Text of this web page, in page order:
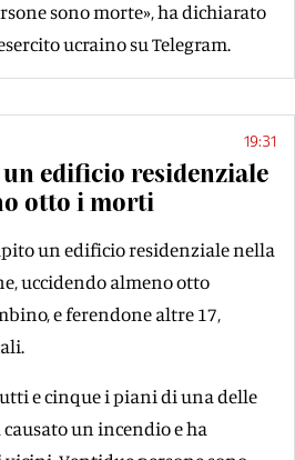
sono morte», ha dichiarato
ucraino su Telegram.
19:31
edificio residenziale
otto i morti
un edificio residenziale nella
uccidendo almeno otto
e ferendone altre 17,
e cinque i piani di una delle
un incendio e ha